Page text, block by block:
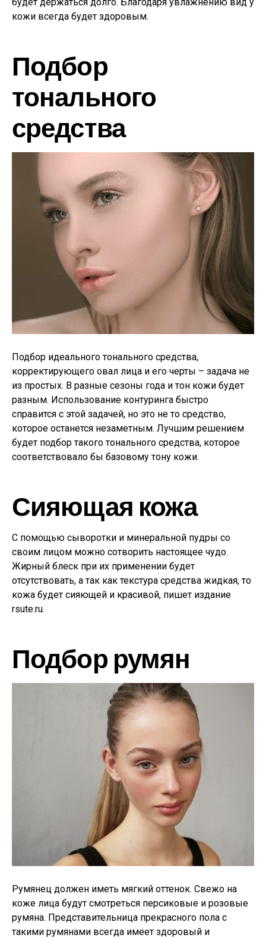
кожи всегда будет здоровым.
Подбор
тонального
средства
Подбор идеального тонального средства,
корректирующего овал лица и его черты – задача не
из простых. В разные сезоны года и тон кожи будет
разным. Использование контуринга быстро
справится с этой задачей, но это не то средство,
которое останется незаметным. Лучшим решением
будет подбор такого тонального средства, которое
соответствовало бы базовому тону кожи.
Сияющая кожа
С помощью сыворотки и минеральной пудры со
своим лицом можно сотворить настоящее чудо.
Жирный блеск при их применении будет
отсутствовать, а так как текстура средства жидкая, то
кожа будет сияющей и красивой, пишет издание
rsute.ru.
Подбор румян
Румянец должен иметь мягкий оттенок. Свежо на
коже лица будут смотреться персиковые и розовые
румяна. Представительница прекрасного пола с
такими румянами всегда имеет здоровый и